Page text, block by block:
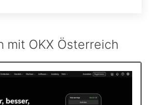
mit OKX Österreich